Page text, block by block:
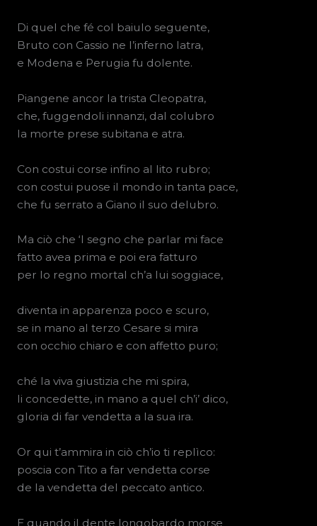
Di quel che fé col baiulo seguente,
Bruto con Cassio ne l’inferno latra,
e Modena e Perugia fu dolente.
Piangene ancor la trista Cleopatra,
che, fuggendoli innanzi, dal colubro
la morte prese subitana e atra.
Con costui corse infino al lito rubro;
con costui puose il mondo in tanta pace,
che fu serrato a Giano il suo delubro.
Ma ciò che ‘l segno che parlar mi face
fatto avea prima e poi era fatturo
per lo regno mortal ch’a lui soggiace,
diventa in apparenza poco e scuro,
se in mano al terzo Cesare si mira
con occhio chiaro e con affetto puro;
ché la viva giustizia che mi spira,
li concedette, in mano a quel ch’i’ dico,
gloria di far vendetta a la sua ira.
Or qui t’ammira in ciò ch’io ti replìco:
poscia con Tito a far vendetta corse
de la vendetta del peccato antico.
E quando il dente longobardo morse